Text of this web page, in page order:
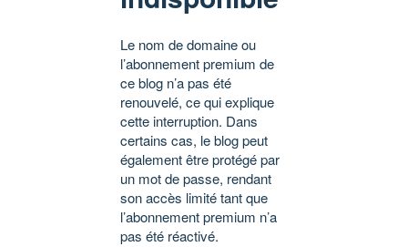
Le nom de domaine ou
l’abonnement premium de
ce blog n’a pas été
renouvelé, ce qui explique
cette interruption. Dans
certains cas, le blog peut
également être protégé par
un mot de passe, rendant
son accès limité tant que
l’abonnement premium n’a
pas été réactivé.